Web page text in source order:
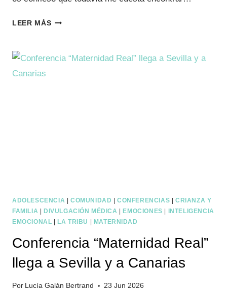
LEER MÁSFORBES
AÑO
ADOLESCENCIA | COMUNIDAD |CONFERENCIAS |CRIANZA Y
FAMILIA | DIVULGACIÓN MÉDICA |EMOCIONES | INTELIGENCIA
EMOCIONAL |LA TRIBU | MATERNIDAD
Conferencia “Maternidad Real”
llega a Sevilla y a Canarias
Por Lucía Galán Bertrand 23 Jun 2026